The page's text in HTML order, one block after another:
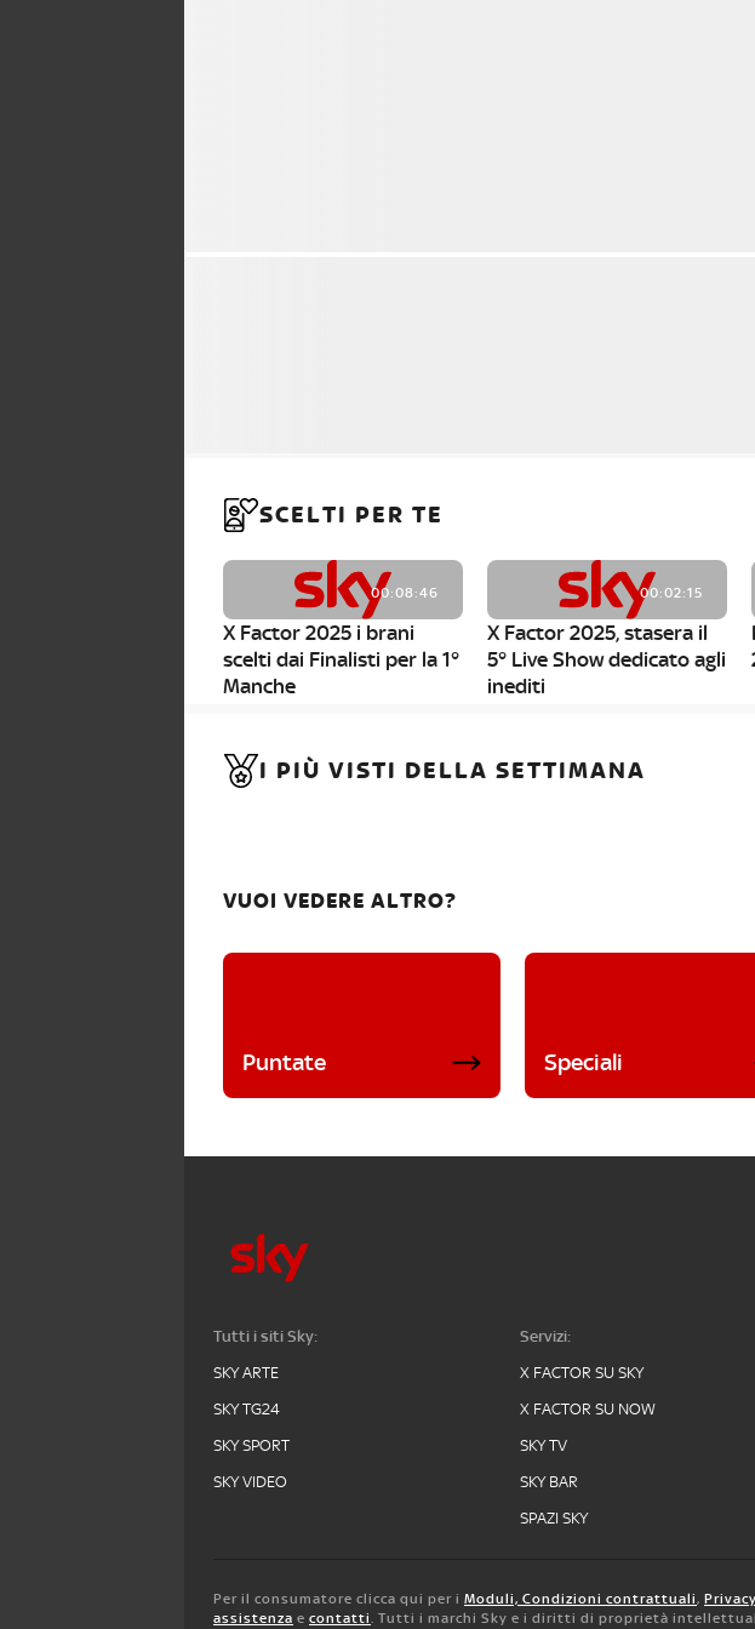
SCELTI PER TE
00:08:46
X Factor 2025 i brani
scelti dai Finalisti per la 1°
Manche
00:02:15
X Factor 2025, stasera il
5° Live Show dedicato agli
inediti
I PIÙ VISTI DELLA SETTIMANA
VUOI VEDERE ALTRO?
Puntate Speciali
Tutti i siti Sky:
SKY ARTE
SKY TG24
SKY SPORT
SKY VIDEO
Servizi:
X FACTOR SU SKY
X FACTOR SU NOW
SKY TV
SKY BAR
SPAZI SKY
Per il consumatore clicca qui per i Moduli, Condizioni contrattuali,
assistenza e contatti. Tutti i marchi Sky e i diritti di proprietà